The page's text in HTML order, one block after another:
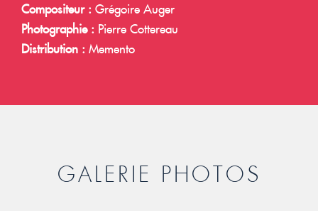
Compositeur : Grégoire Auger
Photographie : Pierre Cottereau
Distribution : Memento
GALERIE PHOTOS